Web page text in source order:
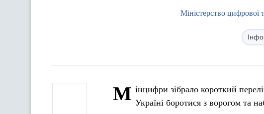
Міністерство цифрової
М інцифри зібрало короткий
Україні боротися з ворогом та